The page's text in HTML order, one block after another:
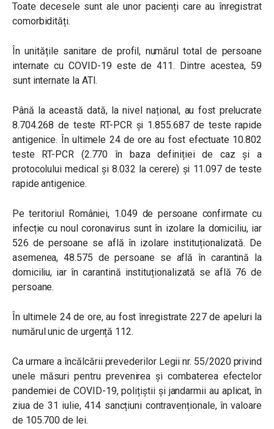
Toate decesele sunt ale unor pacienți care au înregistrat
comorbidități.
În unitățile sanitare de profil, numărul total de persoane
internate cu COVID-19 este de 411. Dintre acestea, 59
sunt internate la ATI.
Până la această dată, la nivel național, au fost prelucrate
8.704.268 de teste RT-PCR și 1.855.687 de teste rapide
antigenice. În ultimele 24 de ore au fost efectuate 10.802
teste RT-PCR (2.770 în baza definiției de caz și a
protocolului medical și 8.032 la cerere) și 11.097 de teste
rapide antigenice.
Pe teritoriul României, 1.049 de persoane confirmate cu
infecție cu noul coronavirus sunt în izolare la domiciliu, iar
526 de persoane se află în izolare instituționalizată. De
asemenea, 48.575 de persoane se află în carantină la
domiciliu, iar în carantină instituționalizată se află 76 de
persoane.
În ultimele 24 de ore, au fost înregistrate 227 de apeluri la
numărul unic de urgență 112.
Ca urmare a încălcării prevederilor Legii nr. 55/2020 privind
unele măsuri pentru prevenirea și combaterea efectelor
pandemiei de COVID-19, polițiștii și jandarmii au aplicat, în
ziua de 31 iulie, 414 sancțiuni contravenționale, în valoare
de 105.700 de lei.